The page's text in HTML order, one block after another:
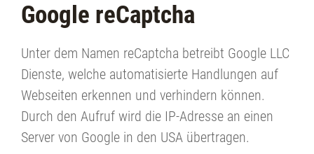
Google reCaptcha
Unter dem Namen reCaptcha betreibt Google LLC
Dienste, welche automatisierte Handlungen auf
Webseiten erkennen und verhindern können.
Durch den Aufruf wird die IP-Adresse an einen
Server von Google in den USA übertragen.